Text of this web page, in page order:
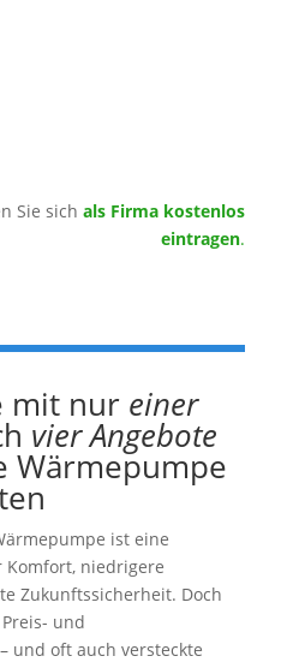
Sie sichals Firma kostenlos
eintragen.
mit nur einer
vier Angebote
Wärmepumpe
ist eine
niedrigere
Zukunftssicherheit. Doch
und
und oft auch versteckte